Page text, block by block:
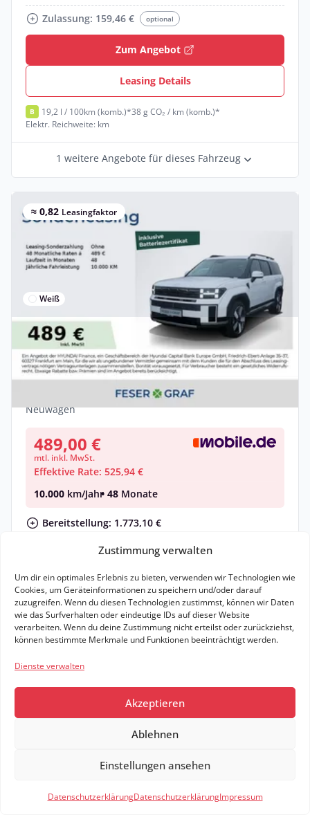
Zustimmung verwalten
Um dir ein optimales Erlebnis zu bieten, verwenden wir Technologien wie
Cookies, um Geräteinformationen zu speichern und/oder darauf
zuzugreifen. Wenn du diesen Technologien zustimmst, können wir Daten
wie das Surfverhalten oder eindeutige IDs auf dieser Website
verarbeiten. Wenn du deine Zustimmung nicht erteilst oder zurückziehst,
können bestimmte Merkmale und Funktionen beeinträchtigt werden.
Dienste verwalten
Akzeptieren
Ablehnen
Einstellungen ansehen
DatenschutzerklärungDatenschutzerklärungImpressum
Filter
Zulassung: 159,46 €
optional
Zum Angebot
Leasing Details
B 19,2 l / 100km (komb.)*38 g CO₂ / km (komb.)*
Elektr. Reichweite: km
1 weitere Angebote für dieses Fahrzeug
≈ 0,82 Leasingfaktor
Weiß
Privat & Gewerbe
Hyundai Santa Fe SIGNATURE LEDER 360°
NAVI LED SHZ LHZ
Automatik •215 PS (158 kW)
Neuwagen
489,00 €
mtl. inkl. MwSt.
Effektive Rate: 525,94 €
10.000 km/Jahr• 48 Monate
Bereitstellung: 1.773,10 €
Zum Angebot
Leasing Details
E 6,0 l / 100km (komb.)*153 g CO₂ / km (komb.)*
0,75 Leasingfaktor